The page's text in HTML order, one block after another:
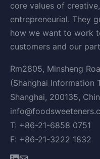
core values of
entrepreneurial. They
how we want to work
customers and our
Rm2805, Minsheng
(Shanghai Information
Shanghai, 200135,
T: +86-21-6858 0751
F: +86-21-3222 1832